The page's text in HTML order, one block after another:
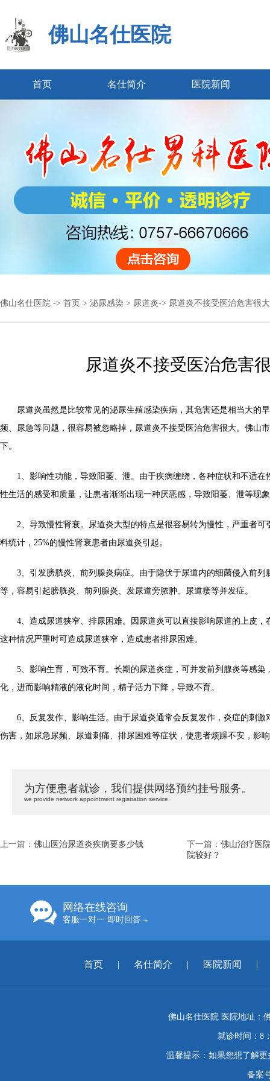
佛山名仕医院
首页 名仕简介 医院新闻
佛山名仕医院 -> 首页 > 泌尿感染 > 尿道炎-> 尿道炎不接受医治危害很大
尿道炎不接受医治危害
尿道炎虽然是比较常见的泌尿生殖感染疾病，其危害还是相当大的
频、尿急等问题，很容易被忽略掉，尿道炎不接受医治危害很大。佛山
下。
1、影响性功能，导致阳萎、泄。由于疾病缠绕，各种症状和不适在
性生活的感受和质量，让患者渐渐出现一种厌恶感，导致阳萎、泄等现
2、导致慢性肾衰。尿道炎大型的特点是很容易转为慢性，严重者可
料统计，25%的慢性肾衰患者由尿道炎引起。
3、引发膀胱炎、前列腺炎病症。由于隐伏于尿道内的细菌侵入前列
等，容易引起膀胱炎、前列腺炎、发尿道旁脓肿、尿道瘘等并发症。
4、造成尿道狭窄、排尿困难。因尿道炎可以直接影响尿道的上皮，
这种情况严重时可造成尿道狭窄，造成患者排尿困难。
5、影响生育，可致不育。长期的尿道炎症，可并发前列腺炎等感染
化，进而影响精液的液化时间，精子活力下降，导致不育。
6、反复发作、影响生活。由于尿道炎通常会反复发作，炎症的刺激
伤害，如尿急尿频、尿道刺痛、排尿困难等症状，使患者烦躁不安，影
为方便患者就诊，我们提供网络预约挂号服务。
we provide network appointment registration service.
上一篇： 佛山医治尿道炎疾病要多少钱 下一篇： 佛山治疗医
院较好？
网络在线咨询
客服一对一 即时回答→
首页 | 名仕简介 | 医院新闻 |
佛山名仕医院 医院地址：
就诊时间：8
温馨提示：如果您想了解
备案